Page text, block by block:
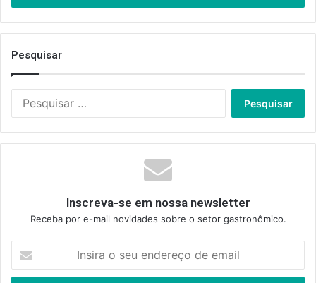
Pesquisar
Inscreva-se em nossa newsletter
Receba por e-mail novidades sobre o setor gastronômico.
seu